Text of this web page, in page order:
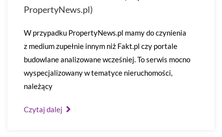
PropertyNews.pl)
W przypadku PropertyNews.pl mamy do czynienia
z medium zupełnie innym niż Fakt.pl czy portale
budowlane analizowane wcześniej. To serwis mocno
wyspecjalizowany w tematyce nieruchomości,
należący
Czytaj dalej